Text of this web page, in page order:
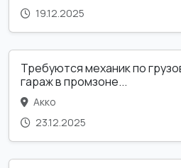
19.12.2025
Требуются механик по
гараж в промзоне...
Акко
23.12.2025